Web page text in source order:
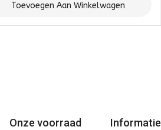
Toevoegen Aan Winkelwagen
Onze voorraad Informatie